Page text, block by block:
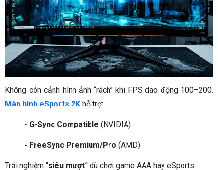
Không còn cảnh hình ảnh “rách” khi FPS dao động 100–200.
Màn hình eSports 2K hỗ trợ:
- G-Sync Compatible (NVIDIA)
- FreeSync Premium/Pro (AMD)
Trải nghiệm “siêu mượt” dù chơi game AAA hay eSports.